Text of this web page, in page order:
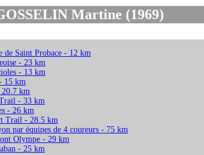
Martine (1969)
de Saint Probace - 12 km
- 23 km
- 13 km
15 km
km
- 33 km
- 26 km
Trail - 28.5 km
par équipes de 4 coureurs - 75 km
Olympe - 29 km
- 25 km